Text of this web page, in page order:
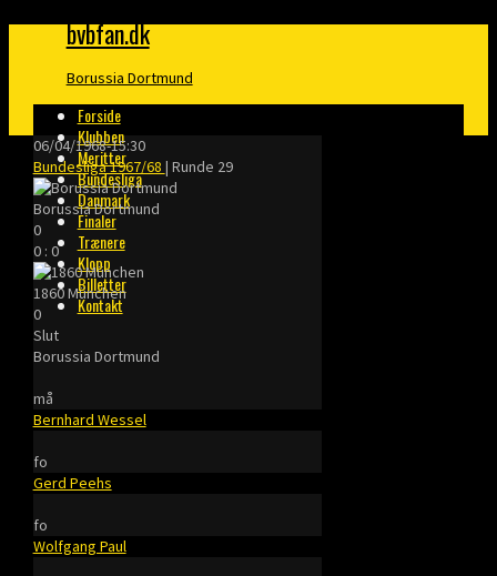
bvbfan.dk
Borussia Dortmund
Forside
Klubben
Meritter
Bundesliga
Danmark
Finaler
Trænere
Klopp
Billetter
Kontakt
06/04/1968-15:30
Bundesliga 1967/68 | Runde 29
Borussia Dortmund
0
0 : 0
1860 München
0
Slut
Borussia Dortmund
må
Bernhard Wessel
fo
Gerd Peehs
fo
Wolfgang Paul